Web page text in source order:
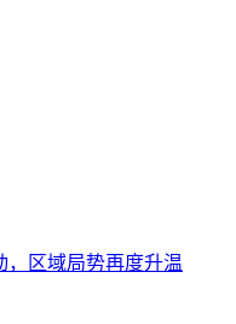
，区域局势再度升温